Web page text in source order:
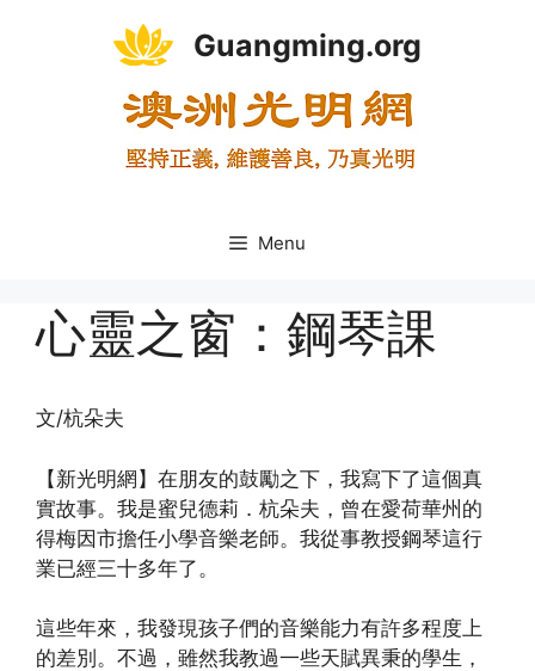
Guangming.org
Menu
心靈之窗：鋼琴課
文/杭朵夫
【新光明網】在朋友的鼓勵之下，我寫下了這個真
實故事。我是蜜兒德莉．杭朵夫，曾在愛荷華州的
得梅因市擔任小學音樂老師。我從事教授鋼琴這行
業已經三十多年了。
這些年來，我發現孩子們的音樂能力有許多程度上
的差別。不過，雖然我教過一些天賦異秉的學生，